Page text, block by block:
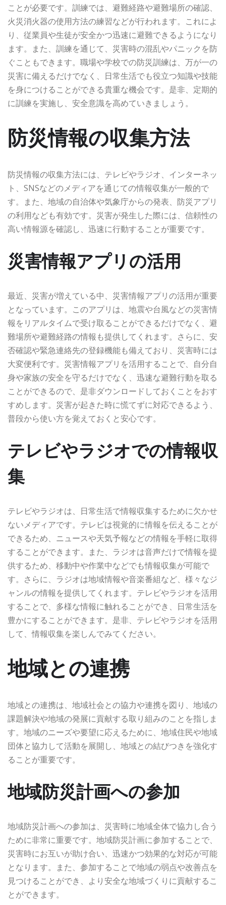
ことが必要です。訓練では、避難経路や避難場所の確認、
火災消火器の使用方法の練習などが行われます。これによ
り、従業員や生徒が安全かつ迅速に避難できるようになり
ます。また、訓練を通じて、災害時の混乱やパニックを防
ぐこともできます。職場や学校での防災訓練は、万が一の
災害に備えるだけでなく、日常生活でも役立つ知識や技能
を身につけることができる貴重な機会です。是非、定期的
に訓練を実施し、安全意識を高めていきましょう。
防災情報の収集方法
防災情報の収集方法には、テレビやラジオ、インターネッ
ト、SNSなどのメディアを通じての情報収集が一般的で
す。また、地域の自治体や気象庁からの発表、防災アプリ
の利用なども有効です。災害が発生した際には、信頼性の
高い情報源を確認し、迅速に行動することが重要です。
災害情報アプリの活用
最近、災害が増えている中、災害情報アプリの活用が重要
となっています。このアプリは、地震や台風などの災害情
報をリアルタイムで受け取ることができるだけでなく、避
難場所や避難経路の情報も提供してくれます。さらに、安
否確認や緊急連絡先の登録機能も備えており、災害時には
大変便利です。災害情報アプリを活用することで、自分自
身や家族の安全を守るだけでなく、迅速な避難行動を取る
ことができるので、是非ダウンロードしておくことをおす
すめします。災害が起きた時に慌てずに対応できるよう、
普段から使い方を覚えておくと安心です。
テレビやラジオでの情報収
集
テレビやラジオは、日常生活で情報収集するために欠かせ
ないメディアです。テレビは視覚的に情報を伝えることが
できるため、ニュースや天気予報などの情報を手軽に取得
することができます。また、ラジオは音声だけで情報を提
供するため、移動中や作業中などでも情報収集が可能で
す。さらに、ラジオは地域情報や音楽番組など、様々なジ
ャンルの情報を提供してくれます。テレビやラジオを活用
することで、多様な情報に触れることができ、日常生活を
豊かにすることができます。是非、テレビやラジオを活用
して、情報収集を楽しんでみてください。
地域との連携
地域との連携は、地域社会との協力や連携を図り、地域の
課題解決や地域の発展に貢献する取り組みのことを指しま
す。地域のニーズや要望に応えるために、地域住民や地域
団体と協力して活動を展開し、地域との結びつきを強化す
ることが重要です。
地域防災計画への参加
地域防災計画への参加は、災害時に地域全体で協力し合う
ために非常に重要です。地域防災計画に参加することで、
災害時にお互いが助け合い、迅速かつ効果的な対応が可能
となります。また、参加することで地域の弱点や改善点を
見つけることができ、より安全な地域づくりに貢献するこ
とができます。